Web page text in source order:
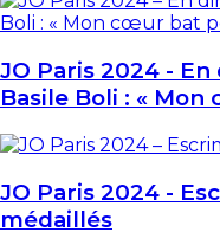
JO Paris 2024 -
Basile Boli : «
JO Paris 2024 -
médaillés